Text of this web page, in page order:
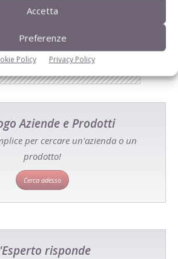
Accetta
Preferenze
Policy Privacy Policy
e servizi dalle aziende
Aziende e Prodotti
per cercare un'azienda o un
prodotto!
Cerca adesso
risponde